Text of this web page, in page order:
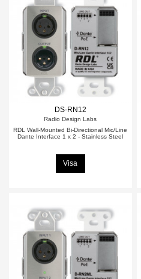
DS-RN12
Radio Design Labs
RDL Wall-Mounted Bi-Directional Mic/Line
Dante Interface 1 x 2 - Stainless Steel
Visa